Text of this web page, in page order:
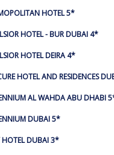
HOTEL 5*
HOTEL - BUR DUBAI 4*
HOTEL DEIRA 4*
HOTEL AND RESIDENCES
AL WAHDA ABU DHABI
DUBAI 5*
HOTEL DUBAI 3*